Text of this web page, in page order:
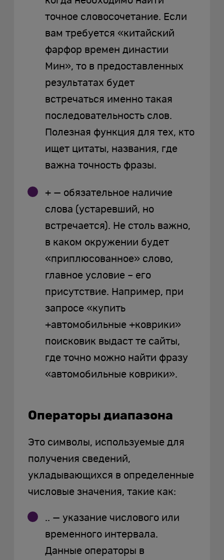
точное словосочетание. Если
вам требуется «китайский
фарфор времен династии
Мин», то в предоставленных
результатах будет
встречаться именно такая
последовательность слов.
Полезная функция для тех, кто
ищет цитаты, названия, где
важна точность фразы.
+ — обязательное наличие
слова (устаревший, но
встречается). Не столь важно,
в каком окружении будет
«приплюсованное» слово,
главное условие – его
присутствие. Например, при
запросе «купить
+автомобильные +коврики»
поисковик выдаст те сайты,
где точно можно найти фразу
«автомобильные коврики».
Операторы диапазона
Это символы, используемые для
получения сведений,
укладывающихся в определенные
числовые значения, такие как:
.. — указание числового или
временного интервала.
Данные операторы в